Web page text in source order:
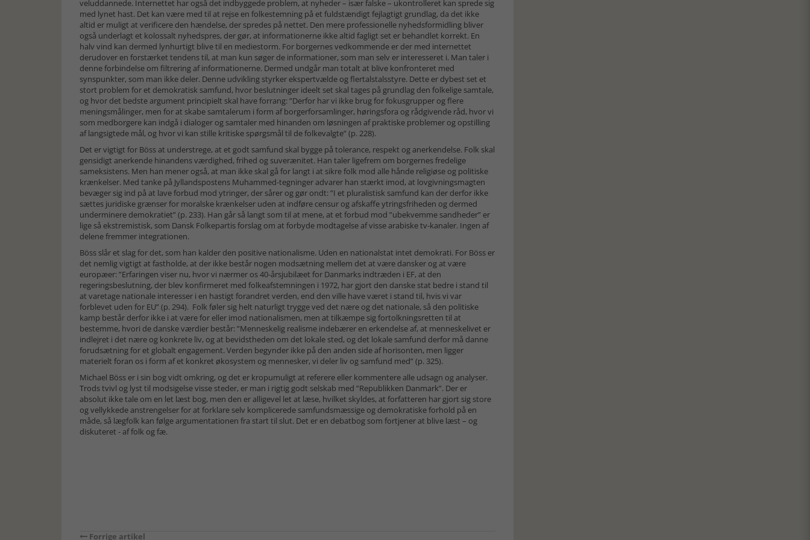
veluddannede. Internettet har også det indbyggede problem, at nyheder – især falske – ukon­trolleret kan sprede sig
med lynet hast. Det kan være med til at rejse en folkestemning på et fuldstændigt fejlagtigt grundlag, da det ikke
altid er muligt at verificere den hændelse, der spredes på nettet. Den mere professionelle nyheds­for­midling bliver
også underlagt et kolossalt nyhedspres, der gør, at infor­ma­tionerne ikke altid fagligt set er behandlet korrekt. En
halv vind kan dermed lynhurtigt blive til en mediestorm. For borgernes vedkom­mende er der med inter­nettet
derud­over en forstærket tendens til, at man kun søger de informationer, som man selv er inte­resseret i. Man taler i
denne forbindelse om filtrering af informationerne. Dermed undgår man totalt at blive konfronteret med
synspunkter, som man ikke deler. Denne udvikling styrker ekspertvælde og flertalstalsstyre. Dette er dybest set et
stort problem for et demo­kratisk samfund, hvor beslutninger ideelt set skal tages på grundlag den folkelige samtale,
og hvor det bedste argument principielt skal have forrang: ”Derfor har vi ikke brug for fokusgrupper og flere
meningsmålinger, men for at skabe samtalerum i form af borgerforsamlinger, høringsfora og rådgivende råd, hvor vi
som med­borgere kan indgå i dialoger og samtaler med hinanden om løsningen af praktiske problemer og opstilling
af langsigtede mål, og hvor vi kan stille kritiske spørgsmål til de folkevalgte” (p. 228).
Det er vigtigt for Böss at understrege, at et godt samfund skal bygge på tolerance, respekt og anerkendelse. Folk skal
gensidigt anerkende hinandens værdighed, frihed og suverænitet. Han taler ligefrem om borgernes fredelige
sameksistens. Men han mener også, at man ikke skal gå for langt i at sikre folk mod alle hånde religiøse og politiske
krænkelser. Med tanke på Jyllandspostens Muhammed-tegninger advarer han stærkt imod, at lovgivningsmagten
bevæger sig ind på at lave forbud mod ytringer, der sårer og gør ondt: ”I et pluralistisk samfund kan der derfor ikke
sættes juridiske grænser for moralske krænkelser uden at indføre censur og afskaffe ytringsfriheden og dermed
underminere demokratiet” (p. 233). Han går så langt som til at mene, at et forbud mod ”ubekvemme sandheder” er
lige så ekstremistisk, som Dansk Folkepartis forslag om at forbyde modtagelse af visse arabiske tv-kanaler. Ingen af
delene fremmer integrationen.
Böss slår et slag for det, som han kalder den positive nationalisme. Uden en nationalstat intet demokrati. For Böss er
det nemlig vigtigt at fastholde, at der ikke består nogen modsætning mellem det at være dansker og at være
europæer: ”Erfaringen viser nu, hvor vi nærmer os 40-årsjubilæet for Danmarks indtræden i EF, at den
regeringsbeslutning, der blev konfirmeret med folkeafstemningen i 1972, har gjort den danske stat bedre i stand til
at varetage nationale interesser i en hastigt forandret verden, end den ville have været i stand til, hvis vi var
forblevet uden for EU” (p. 294). Folk føler sig helt naturligt trygge ved det nære og det nationale, så den politiske
kamp består derfor ikke i at være for eller imod nationalismen, men at tilkæmpe sig fortolkningsretten til at
bestemme, hvori de danske værdier består: ”Menneskelig realisme indebærer en erkendelse af, at menneskelivet er
indlejret i det nære og konkrete liv, og at bevidstheden om det lokale sted, og det lokale samfund derfor må danne
forudsætning for et globalt engagement. Verden begynder ikke på den anden side af horisonten, men ligger
materielt foran os i form af et konkret økosystem og mennesker, vi deler liv og samfund med” (p. 325).
Michael Böss er i sin bog vidt omkring, og det er kropumuligt at referere eller kommentere alle udsagn og analyser.
Trods tvivl og lyst til modsigelse visse steder, er man i rigtig godt selskab med ”Republikken Danmark”. Der er
absolut ikke tale om en let læst bog, men den er alligevel let at læse, hvilket skyldes, at forfatteren har gjort sig store
og vellykkede anstrengelser for at forklare selv komplicerede samfundsmæssige og demokratiske forhold på en
måde, så lægfolk kan følge argumentationen fra start til slut. Det er en debatbog som fortjener at blive læst – og
diskuteret - af folk og fæ.
Forrige artikel